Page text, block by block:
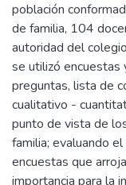
población
de familia, 104
autoridad del
se utilizó
preguntas, lista de
cualitativo -
punto de vista de
familia; evaluando
encuestas que
importancia para la